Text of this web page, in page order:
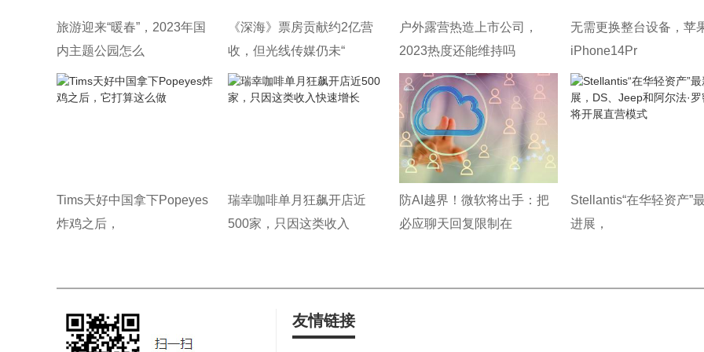
旅游迎来“暖春”，2023年国
内主题公园怎么
《深海》票房贡献约2亿营
收，但光线传媒仍未“
户外露营热造上市公司，
2023热度还能维持吗
无需更换整台设备，苹
iPhone14Pr
Tims天好中国拿下Popeyes
炸鸡之后，
瑞幸咖啡单月狂飙开店近
500家，只因这类收入
防AI越界！微软将出手：把
必应聊天回复限制在
Stellantis“在华轻资产”
进展，
友情链接